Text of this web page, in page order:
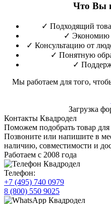
Что Вы
✓ Подходящий
✓ Экономию
✓ Консультацию от
✓ Понятную
✓
Мы работаем для того,
Загрузка
Контакты Квадродел
Поможем подобрать товар
Позвоните или напишите в
наличию, совместимости и
Работаем с 2008 года
Телефон:
+7 (495) 740 0979
8 (800) 550 9025